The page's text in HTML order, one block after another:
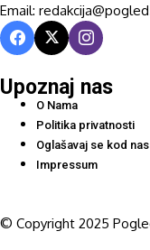
Email:
Upoznaj nas
O Nama
Politika privatnosti
Oglašavaj se kod nas
Impressum
© Copyright 2025